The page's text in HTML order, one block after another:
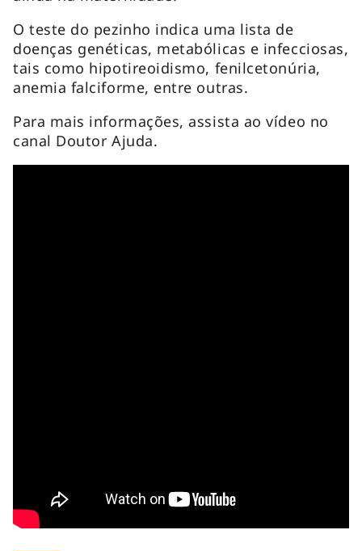
O teste do pezinho indica uma lista de
doenças genéticas, metabólicas e infecciosas,
tais como hipotireoidismo, fenilcetonúria,
anemia falciforme, entre outras.
Para mais informações, assista ao vídeo no
canal Doutor Ajuda.